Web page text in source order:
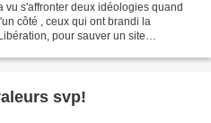
vu s'affronter deux idéologies quand
côté , ceux qui ont brandi la
pour sauver un site
svp!